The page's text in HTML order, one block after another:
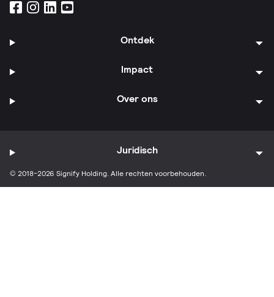
Ontdek
Impact
Over ons
© 2018-2026 Signify Holding. Alle rechten voorbehouden.
Juridisch